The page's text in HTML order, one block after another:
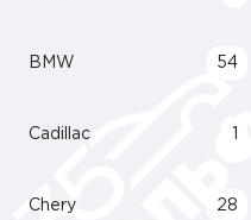
BMW 54
Cadillac
Chery 28